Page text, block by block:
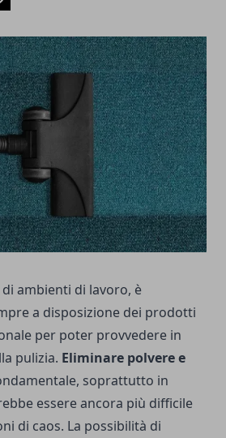
ambienti di lavoro, è
a disposizione dei prodotti
per poter provvedere in
pulizia. Eliminare polvere e
soprattutto in
essere ancora più difficile
di caos. La possibilità di